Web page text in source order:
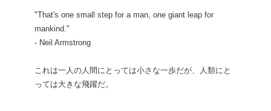
"That's one small step for a man, one giant leap for
mankind."
- Neil Armstrong
これは一人の人間にとっては小さな一歩だが、人類にと
っては大きな飛躍だ。